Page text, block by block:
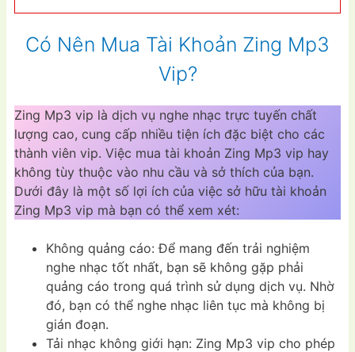
Có Nên Mua Tài Khoản Zing Mp3
Vip?
Zing Mp3 vip là dịch vụ nghe nhạc trực tuyến chất
lượng cao, cung cấp nhiều tiện ích đặc biệt cho các
thành viên vip. Việc mua tài khoản Zing Mp3 vip hay
không tùy thuộc vào nhu cầu và sở thích của bạn.
Dưới đây là một số lợi ích của việc sở hữu tài khoản
Zing Mp3 vip mà bạn có thể xem xét:
Không quảng cáo: Để mang đến trải nghiệm
nghe nhạc tốt nhất, bạn sẽ không gặp phải
quảng cáo trong quá trình sử dụng dịch vụ. Nhờ
đó, bạn có thể nghe nhạc liên tục mà không bị
gián đoạn.
Tải nhạc không giới hạn: Zing Mp3 vip cho phép